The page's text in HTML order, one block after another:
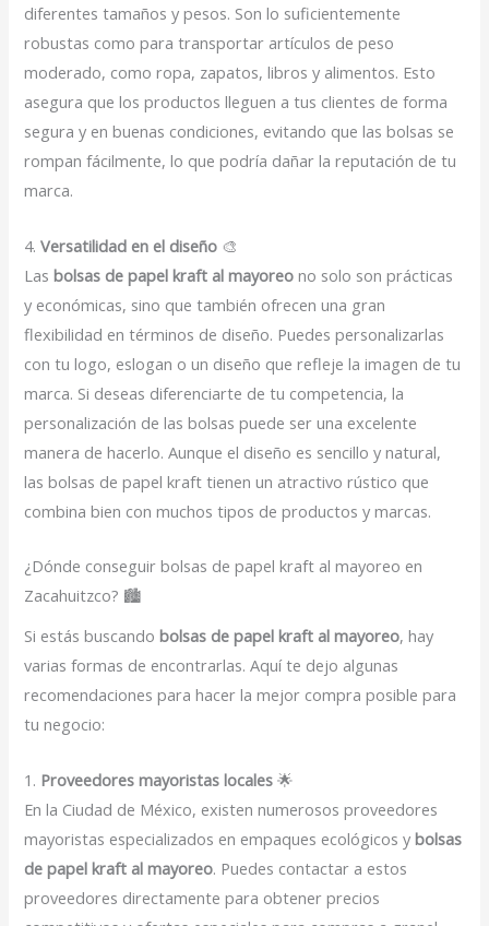
diferentes tamaños y pesos. Son lo suficientemente
robustas como para transportar artículos de peso
moderado, como ropa, zapatos, libros y alimentos. Esto
asegura que los productos lleguen a tus clientes de forma
segura y en buenas condiciones, evitando que las bolsas se
rompan fácilmente, lo que podría dañar la reputación de tu
marca.
4.Versatilidad en el diseño 🎨
Lasbolsas de papel kraft al mayoreo no solo son prácticas
y económicas, sino que también ofrecen una gran
flexibilidad en términos de diseño. Puedes personalizarlas
con tu logo, eslogan o un diseño que refleje la imagen de tu
marca. Si deseas diferenciarte de tu competencia, la
personalización de las bolsas puede ser una excelente
manera de hacerlo. Aunque el diseño es sencillo y natural,
las bolsas de papel kraft tienen un atractivo rústico que
combina bien con muchos tipos de productos y marcas.
¿Dónde conseguir bolsas de papel kraft al mayoreo en
Zacahuitzco? 🏙️
Si estás buscandobolsas de papel kraft al mayoreo, hay
varias formas de encontrarlas. Aquí te dejo algunas
recomendaciones para hacer la mejor compra posible para
tu negocio:
1. Proveedores mayoristas locales 🌟
En la Ciudad de México, existen numerosos proveedores
mayoristas especializados en empaques ecológicos ybolsas
de papel kraft al mayoreo. Puedes contactar a estos
proveedores directamente para obtener precios